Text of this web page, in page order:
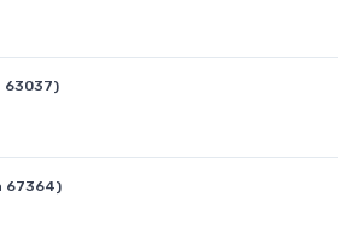
63037)
67364)